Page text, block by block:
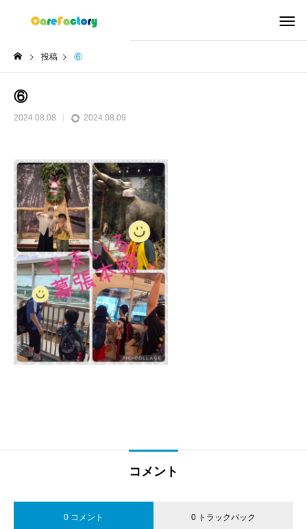
投稿 ⑥
⑥
2024.08.08 2024.08.09
コメント
0 コメント 0 トラックバック